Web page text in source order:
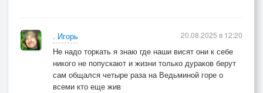
. Игорь
Не надо торкать я знаю где наши висят они к себе
никого не попускают и жизни только дураков берут
сам общался четыре раза на Ведьминой горе о
всеми кто еще жив
20.08.2025 в 12:20